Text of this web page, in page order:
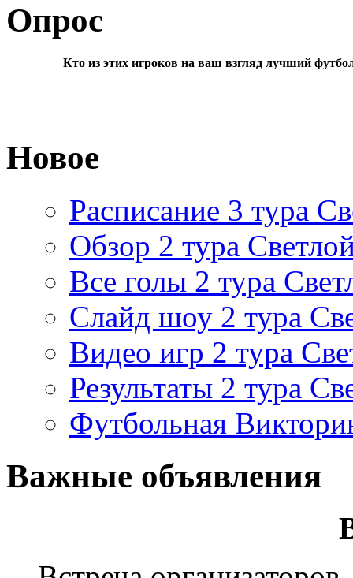
Опрос
Кто из этих игроков на ваш взгляд лучший
Новое
Расписание 3 тура
Обзор 2 тура
Все голы 2 тура
Слайд шоу 2 тура
Видео игр 2 тура
Результаты 2 тура
Футбольная
Важные объявления